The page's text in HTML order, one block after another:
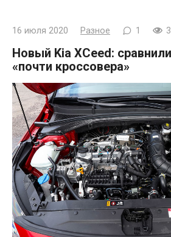
16 июля 2020 Разное 1
Новый Kia XCeed:
«почти кроссовера»